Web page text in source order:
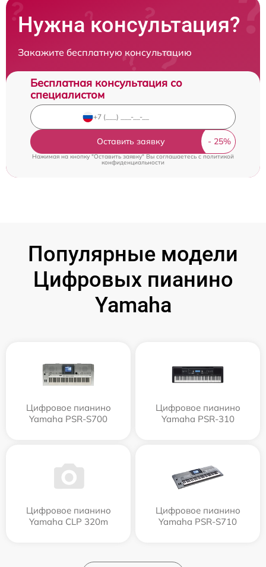
Нужна консультация?
Закажите бесплатную консультацию
Бесплатная консультация со
специалистом
Оставить заявку
Нажимая на кнопку "Оставить заявку" Вы соглашаетесь cполитикой
конфиденциальности
Популярные модели
Цифровых пианино
Yamaha
Цифровое пианино
Yamaha PSR-S700
Цифровое пианино
Yamaha PSR-310
Цифровое пианино
Yamaha CLP 320m
Цифровое пианино
Yamaha PSR-S710